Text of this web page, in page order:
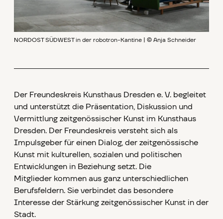
NORDOST SÜDWEST in der robotron-Kantine | © Anja Schneider
Der Freundeskreis Kunsthaus Dresden e. V. begleitet
und unterstützt die Präsentation, Diskussion und
Vermittlung zeitgenössischer Kunst im Kunsthaus
Dresden. Der Freundeskreis versteht sich als
Impulsgeber für einen Dialog, der zeitgenössische
Kunst mit kulturellen, sozialen und politischen
Entwicklungen in Beziehung setzt. Die
Mitglieder kommen aus ganz unterschiedlichen
Berufsfeldern. Sie verbindet das besondere
Interesse der Stärkung zeitgenössischer Kunst in der
Stadt.